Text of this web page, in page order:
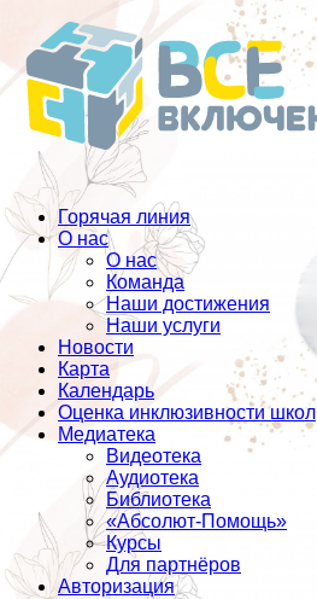
Горячая линия
О нас
О нас
Команда
Наши достижения
Наши услуги
Новости
Карта
Календарь
Оценка инклюзивности школ
Медиатека
Видеотека
Аудиотека
Библиотека
«Абсолют-Помощь»
Курсы
Для партнёров
Авторизация